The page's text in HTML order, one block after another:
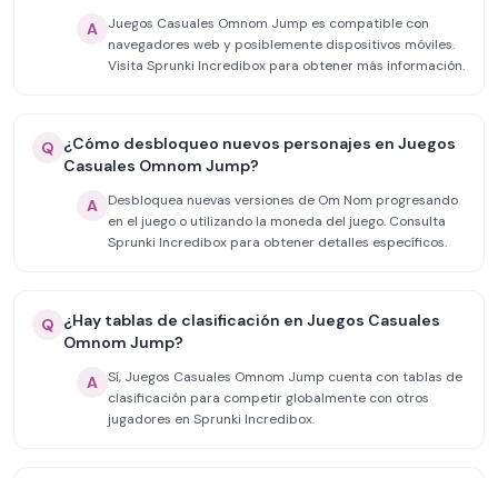
A
Juegos Casuales Omnom Jump es compatible con
navegadores web y posiblemente dispositivos móviles.
Visita Sprunki Incredibox para obtener más información.
Q ¿Cómo desbloqueo nuevos personajes en Juegos
Casuales Omnom Jump?
A
Desbloquea nuevas versiones de Om Nom progresando
en el juego o utilizando la moneda del juego. Consulta
Sprunki Incredibox para obtener detalles específicos.
Q ¿Hay tablas de clasificación en Juegos Casuales
Omnom Jump?
A Sí, Juegos Casuales Omnom Jump cuenta con tablas de
clasificación para competir globalmente con otros
jugadores en Sprunki Incredibox.